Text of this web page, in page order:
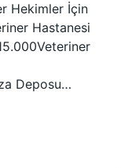
Hekimler İçin
Hastanesi
Deposu…